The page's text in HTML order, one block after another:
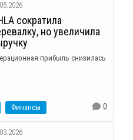
сократила
но увеличила
прибыль снизилась
Финансы 0